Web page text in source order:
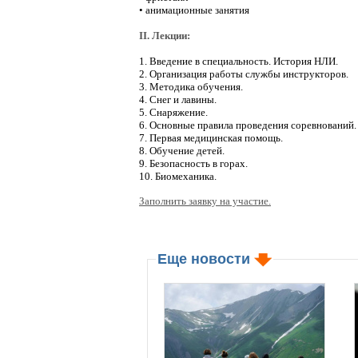
• анимационные занятия
II. Лекции:
1. Введение в специальность. История НЛИ.
2. Организация работы службы инструкторов.
3. Методика обучения.
4. Снег и лавины.
5. Снаряжение.
6. Основные правила проведения
7. Первая медицинская помощь.
8. Обучение детей.
9. Безопасность в горах.
10. Биомеханика.
Заполнить заявку на участие.
Еще новости